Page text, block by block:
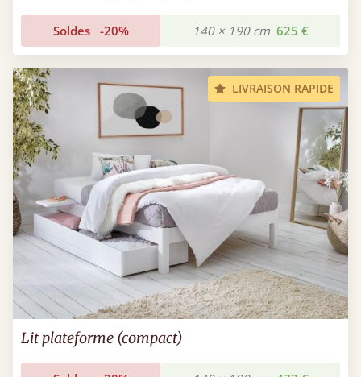
Soldes -20% 140 × 190 cm 625 €
LIVRAISON RAPIDE
Lit plateforme (compact)